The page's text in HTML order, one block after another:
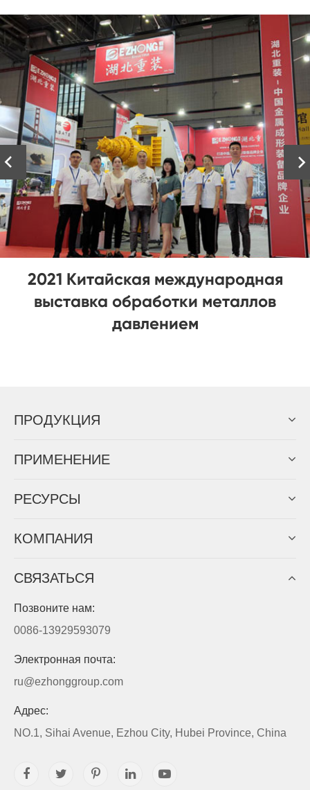
Выбирая листогибочный станок
вам необходимо понимать следующее:
 
ПРОДУКЦИЯ
ПРИМЕНЕНИЕ
PЕСУРСЫ
КОМПАНИЯ
СВЯЗАТЬСЯ
Позвоните нам:
0086-13929593079
Электронная почта:
ru@ezhonggroup.com
Адрес:
NO.1, Sihai Avenue, Ezhou City, Hubei Province, China